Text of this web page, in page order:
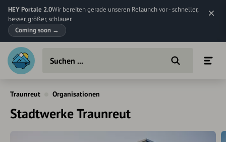
HEY Portale 2.0Wir bereiten gerade unseren Relaunch vor - schneller,
besser, größer, schlauer.
Coming soon →
Traunreut Organisationen
Stadtwerke Traunreut